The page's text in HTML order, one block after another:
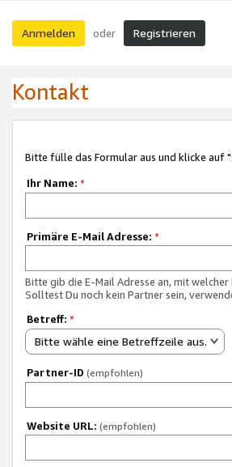
Anmelden oder Registrieren
Kontakt
Bitte fülle das Formular aus und klicke auf
Ihr Name: *
Primäre E-Mail Adresse: *
Bitte gib die E-Mail Adresse an, mit
Solltest Du noch kein Partner sein,
Betreff: *
Bitte wähle eine Betreffzeile aus.
Partner-ID (empfohlen)
Website URL: (empfohlen)